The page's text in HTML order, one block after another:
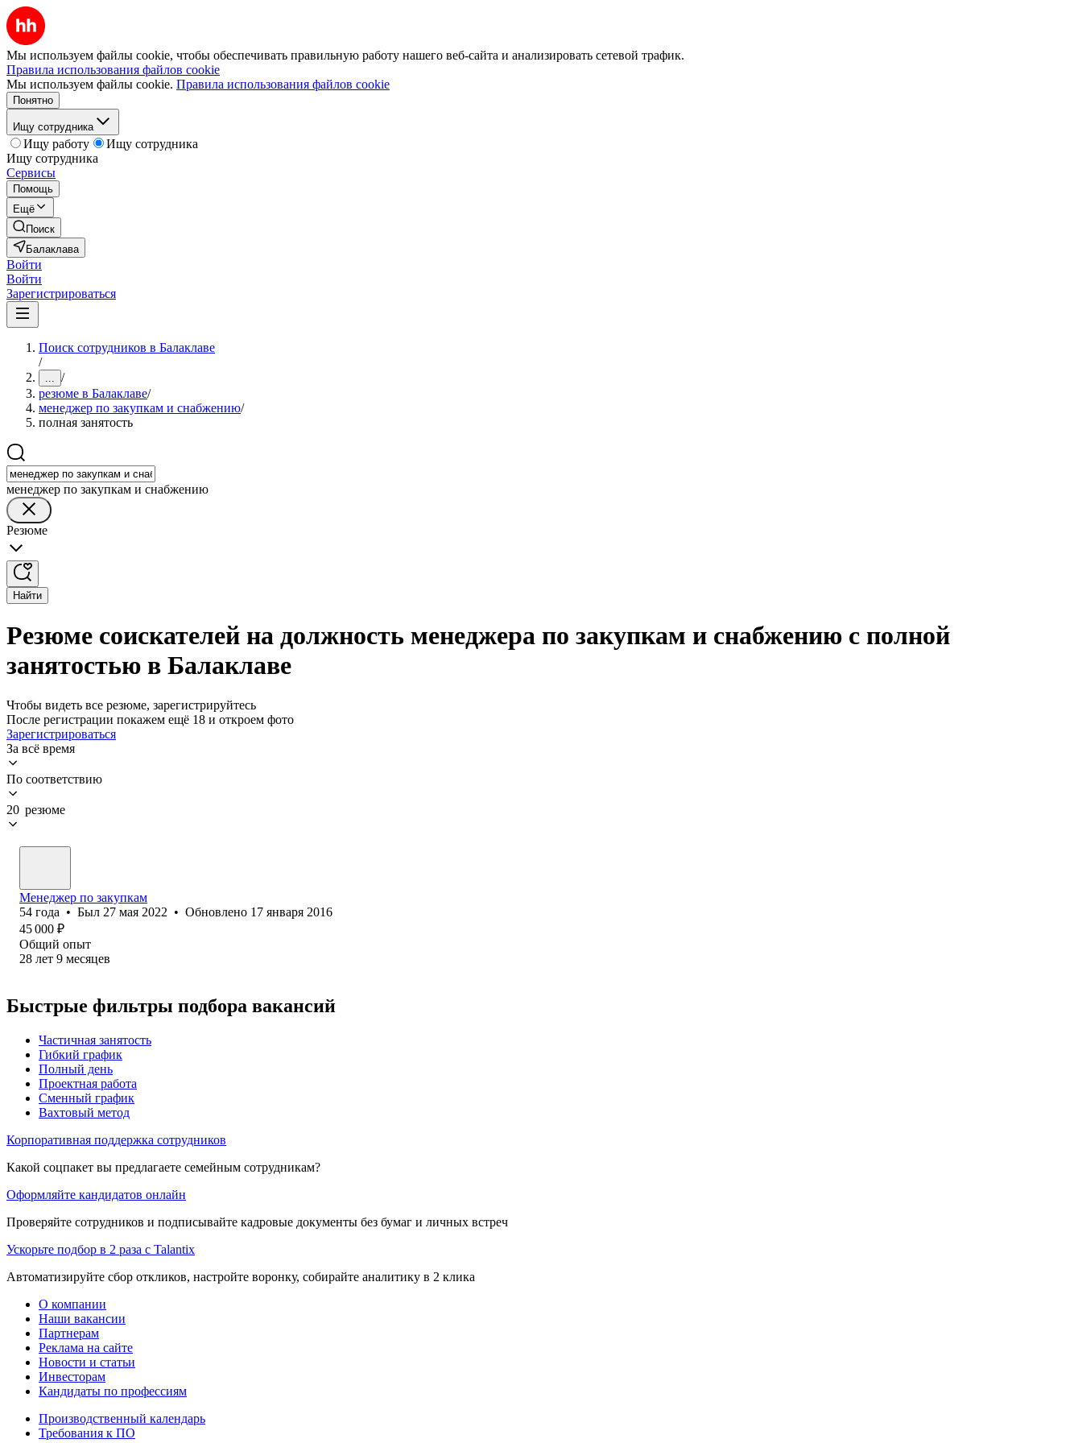
Мы используем файлы cookie, чтобы обеспечивать правильную работу нашего веб-сайта и анализировать сетевой трафик.
Правила использования файлов cookie
Мы используем файлы cookie. Правила использования файлов cookie
Понятно
Ищу сотрудника
Ищу работу
Ищу сотрудника
Ищу сотрудника
Сервисы
Помощь
Ещё
Поиск
Балаклава
Войти
Войти
Зарегистрироваться
Поиск сотрудников в Балаклаве
/
... /
резюме в Балаклаве/
менеджер по закупкам и снабжению/
полная занятость
менеджер по закупкам и снабжению
Резюме
Найти
Резюме соискателей на должность менеджера по закупкам и снабжению с полной
занятостью в Балаклаве
Чтобы видеть все резюме, зарегистрируйтесь
После регистрации покажем ещё 18 и откроем фото
Зарегистрироваться
За всё время
По соответствию
20 резюме
Менеджер по закупкам
54 года • Был 27 мая 2022 • Обновлено 17 января 2016
45 000 ₽
Общий опыт
28 лет 9 месяцев
Быстрые фильтры подбора вакансий
Частичная занятость
Гибкий график
Полный день
Проектная работа
Сменный график
Вахтовый метод
Корпоративная поддержка сотрудников
Какой соцпакет вы предлагаете семейным сотрудникам?
Оформляйте кандидатов онлайн
Проверяйте сотрудников и подписывайте кадровые документы без бумаг и личных встреч
Ускорьте подбор в 2 раза с Talantix
Автоматизируйте сбор откликов, настройте воронку, собирайте аналитику в 2 клика
О компании
Наши вакансии
Партнерам
Реклама на сайте
Новости и статьи
Инвесторам
Кандидаты по профессиям
Производственный календарь
Требования к ПО